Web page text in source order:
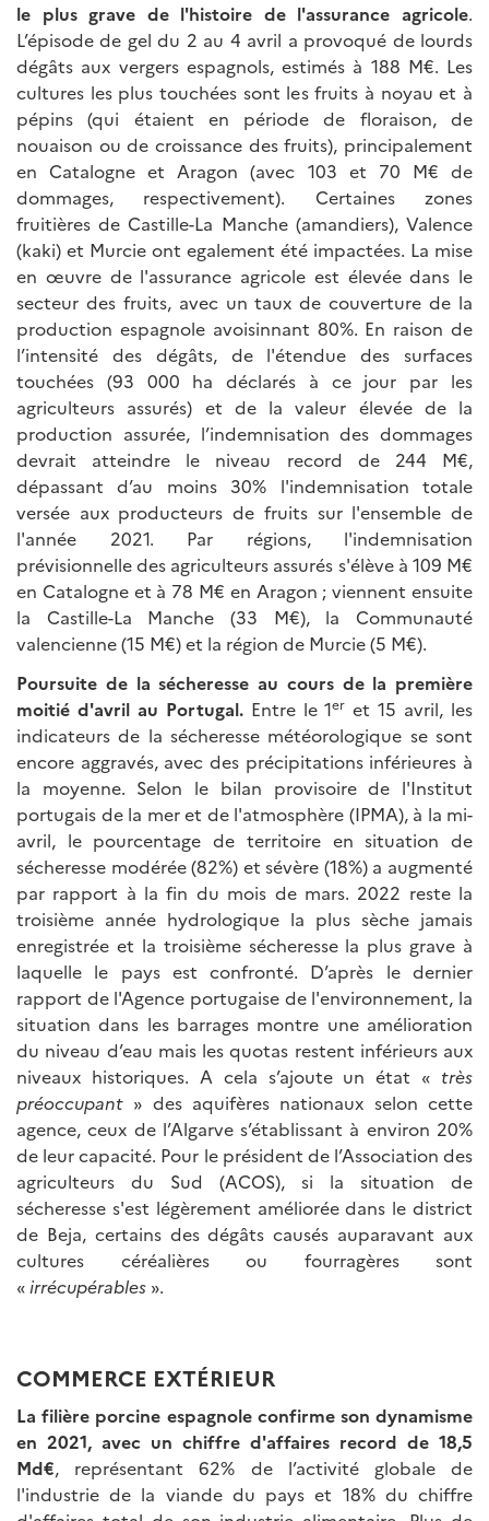
le plus grave de l'histoire de l'assurance agricole.
L’épisode de gel du 2 au 4 avril a provoqué de lourds
dégâts aux vergers espagnols, estimés à 188 M€. Les
cultures les plus touchées sont les fruits à noyau et à
pépins (qui étaient en période de floraison, de
nouaison ou de croissance des fruits), principalement
en Catalogne et Aragon (avec 103 et 70 M€ de
dommages, respectivement). Certaines zones
fruitières de Castille-La Manche (amandiers), Valence
(kaki) et Murcie ont egalement été impactées. La mise
en œuvre de l'assurance agricole est élevée dans le
secteur des fruits, avec un taux de couverture de la
production espagnole avoisinnant 80%. En raison de
l’intensité des dégâts, de l'étendue des surfaces
touchées (93 000 ha déclarés à ce jour par les
agriculteurs assurés) et de la valeur élevée de la
production assurée, l’indemnisation des dommages
devrait atteindre le niveau record de 244 M€,
dépassant d’au moins 30% l'indemnisation totale
versée aux producteurs de fruits sur l'ensemble de
l'année 2021. Par régions, l'indemnisation
prévisionnelle des agriculteurs assurés s'élève à 109 M€
en Catalogne et à 78 M€ en Aragon ; viennent ensuite
la Castille-La Manche (33 M€), la Communauté
valencienne (15 M€) et la région de Murcie (5 M€).
Poursuite de la sécheresse au cours de la première
moitié d'avril au Portugal. Entre le 1er et 15 avril, les
indicateurs de la sécheresse météorologique se sont
encore aggravés, avec des précipitations inférieures à
la moyenne. Selon le bilan provisoire de l'Institut
portugais de la mer et de l'atmosphère (IPMA), à la mi-
avril, le pourcentage de territoire en situation de
sécheresse modérée (82%) et sévère (18%) a augmenté
par rapport à la fin du mois de mars. 2022 reste la
troisième année hydrologique la plus sèche jamais
enregistrée et la troisième sécheresse la plus grave à
laquelle le pays est confronté. D’après le dernier
rapport de l'Agence portugaise de l'environnement, la
situation dans les barrages montre une amélioration
du niveau d’eau mais les quotas restent inférieurs aux
niveaux historiques. A cela s’ajoute un état « très
préoccupant » des aquifères nationaux selon cette
agence, ceux de l’Algarve s’établissant à environ 20%
de leur capacité. Pour le président de l’Association des
agriculteurs du Sud (ACOS), si la situation de
sécheresse s'est légèrement améliorée dans le district
de Beja, certains des dégâts causés auparavant aux
cultures céréalières ou fourragères sont
« irrécupérables ».
COMMERCE EXTÉRIEUR
La filière porcine espagnole confirme son dynamisme
en 2021, avec un chiffre d'affaires record de 18,5
Md€, représentant 62% de l’activité globale de
l'industrie de la viande du pays et 18% du chiffre